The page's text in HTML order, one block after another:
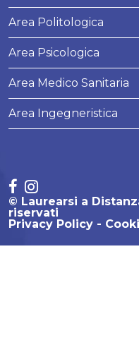
Area Politologica
Area Psicologica
Area Medico Sanitaria
Area Ingegneristica
© Laurearsi a
riservati
Privacy Policy